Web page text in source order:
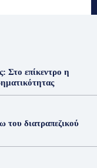
Στο επίκεντρο η
διατραπεζικού